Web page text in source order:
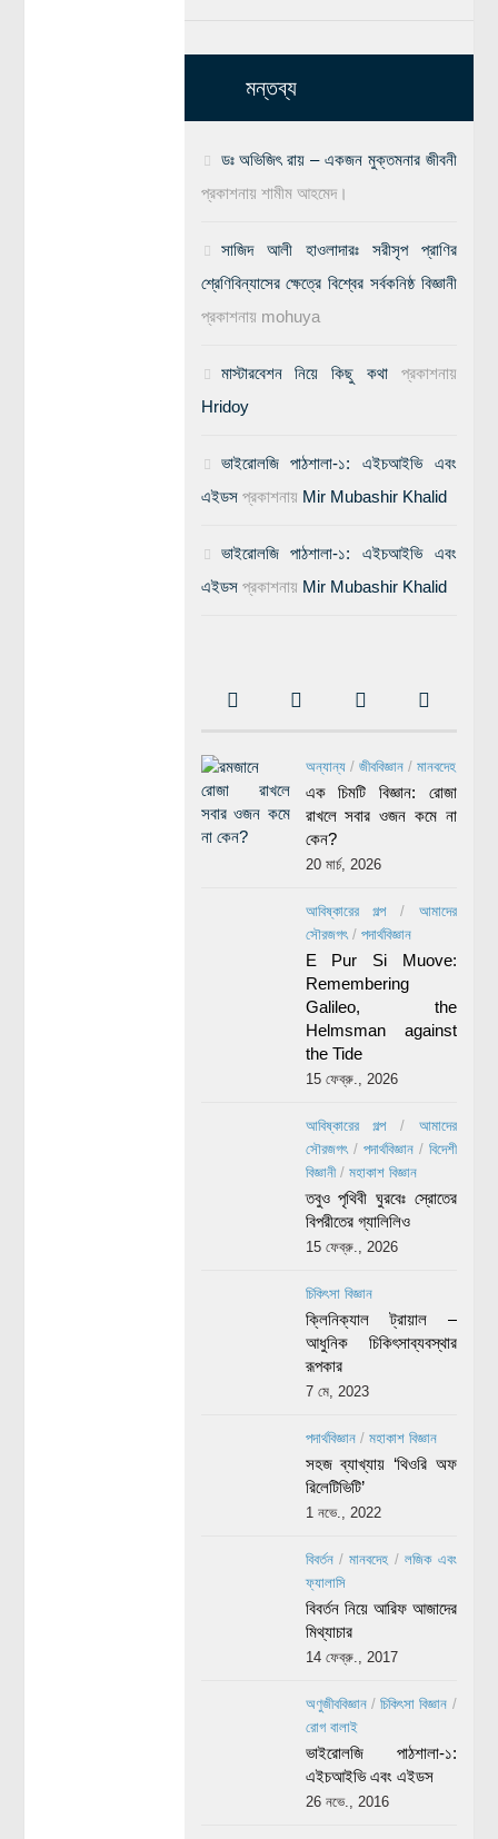
মন্তব্য
ডঃ অভিজিৎ রায় – একজন মুক্তমনার জীবনী
প্রকাশনায় শামীম আহমেদ।
সাজিদ আলী হাওলাদারঃ সরীসৃপ প্রাণির
শ্রেণিবিন্যাসের ক্ষেত্রে বিশ্বের সর্বকনিষ্ঠ বিজ্ঞানী
প্রকাশনায় mohuya
মাস্টারবেশন নিয়ে কিছু কথাপ্রকাশনায়
Hridoy
ভাইরোলজি পাঠশালা-১: এইচআইভি এবং
এইডসপ্রকাশনায় Mir Mubashir Khalid
ভাইরোলজি পাঠশালা-১: এইচআইভি এবং
এইডসপ্রকাশনায় Mir Mubashir Khalid
অন্যান্য/ জীববিজ্ঞান/ মানবদেহ
এক চিমটি বিজ্ঞান: রোজা
রাখলে সবার ওজন কমে না
কেন?
20 মার্চ, 2026
আবিষ্কারের গল্প/ আমাদের
সৌরজগৎ/ পদার্থবিজ্ঞান
E Pur Si Muove:
Remembering
Galileo, the
Helmsman against
the Tide
15 ফেব্রু., 2026
আবিষ্কারের গল্প/ আমাদের
সৌরজগৎ/ পদার্থবিজ্ঞান/ বিদেশী
বিজ্ঞানী/ মহাকাশ বিজ্ঞান
তবুও পৃথিবী ঘুরবেঃ স্রোতের
বিপরীতের গ্যালিলিও
15 ফেব্রু., 2026
চিকিৎসা বিজ্ঞান
ক্লিনিক্যাল ট্রায়াল –
আধুনিক চিকিৎসাব্যবস্থার
রূপকার
7 মে, 2023
পদার্থবিজ্ঞান/ মহাকাশ বিজ্ঞান
সহজ ব্যাখ্যায় ‘থিওরি অফ
রিলেটিভিটি’
1 নভে., 2022
বিবর্তন/মানবদেহ /লজিক এবং
ফ্যালাসি
বিবর্তন নিয়ে আরিফ আজাদের
মিথ্যাচার
14 ফেব্রু., 2017
অণুজীববিজ্ঞান/চিকিৎসা বিজ্ঞান /
রোগ বালাই
ভাইরোলজি পাঠশালা-১:
এইচআইভি এবং এইডস
26 নভে., 2016